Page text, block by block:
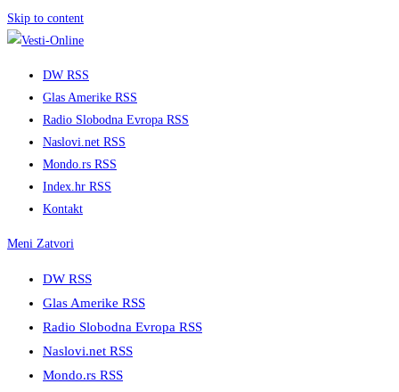
Skip to content
DW RSS
Glas Amerike RSS
Radio Slobodna Evropa RSS
Naslovi.net RSS
Mondo.rs RSS
Index.hr RSS
Kontakt
Meni Zatvori
DW RSS
Glas Amerike RSS
Radio Slobodna Evropa RSS
Naslovi.net RSS
Mondo.rs RSS